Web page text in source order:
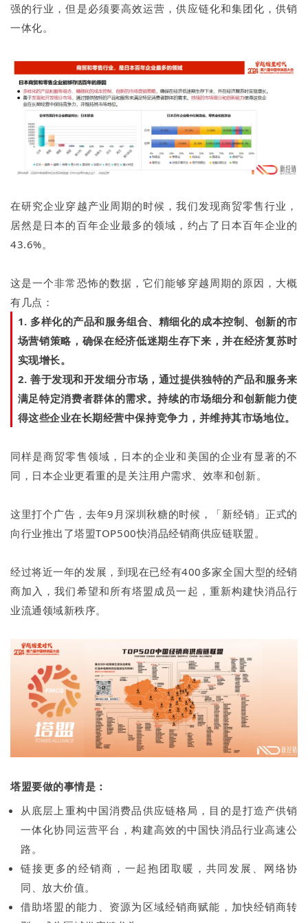
强的行业，但是必须要高效运营，供应链化和集团化，供销
一体化。
在研究企业穿越产业周期的时候，我们发现商贸零售行业，
居然是日本的百年企业最多的领域，约占了日本百年企业的
43.6%。
这是一个非常恐怖的数据，它们能够穿越周期的原因，大概
有几点：
1. 多样化的产品和服务组合、精细化的成本控制、创新的市
场营销策略，确保在经济低迷期生存下来，并在经济复苏时
实现增长。
2. 善于发现和开发细分市场，通过提供独特的产品和服务来
满足特定消费者群体的需求。持续的市场细分和创新能力使
得这些企业在长期经营中保持竞争力，并维持其市场地位。
同样是商贸零售领域，日本的企业和美国的企业有显著的不
同，日本企业更看重的是关注用户需求、效率和创新。
这里打个广告，去年9月深圳秋糖的时候，「新经销」正式的
向行业推出了塔盟TOP500快消品经销商供应链联盟。
经过将近一年的发展，到现在已经有400多家全国大型的经销
商加入，我们希望和所有塔盟成员一起，重新构建快消品行
业流通领域新秩序。
塔盟要做的事情是：
从底层上重构中国消费品供应链格局，目的是打造产供销
一体化协同运营平台，构建高效的中国快消品行业高速公
路。
链接更多的经销商，一起抱团取暖，共同发展、网络协
同、放大价值。
借助塔盟的能力、资源为区域经销商赋能，加快经销商转